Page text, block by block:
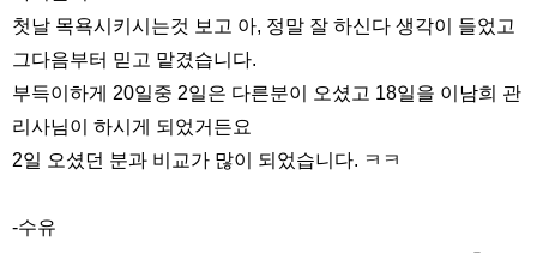
첫날 목욕시키시는것 보고 아, 정말 잘 하신다 생각이 들었고
그다음부터 믿고 맡겼습니다.
부득이하게 20일중 2일은 다른분이 오셨고 18일을 이남희 관
리사님이 하시게 되었거든요
2일 오셨던 분과 비교가 많이 되었습니다. ㅋㅋ
-수유